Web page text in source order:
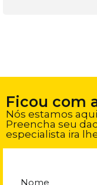
Ficou com
Nós estamos
Preencha seu
especialista ira
Nome